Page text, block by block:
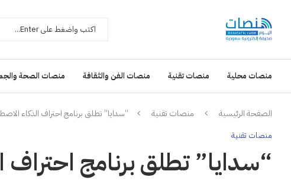
منصات محلية منصات تقنية منصات الفن والثقافة منصات الصحة
الصفحة الرئيسية منصات تقنية “سدايا” تطلق برنامج احتراف الذكاء
منصات تقنية
“سدايا” تطلق برنامج احتراف